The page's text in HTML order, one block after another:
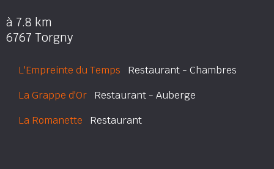
à 7.8 km
6767 Torgny
L'Empreinte du Temps Restaurant - Chambres
La Grappe d'Or Restaurant - Auberge
La Romanette Restaurant